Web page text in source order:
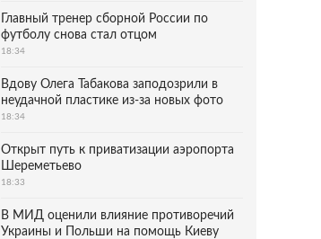
Главный тренер сборной России по
футболу снова стал отцом
18:34
Вдову Олега Табакова заподозрили в
неудачной пластике из-за новых фото
18:34
Открыт путь к приватизации аэропорта
Шереметьево
18:33
В МИД оценили влияние противоречий
Украины и Польши на помощь Киеву